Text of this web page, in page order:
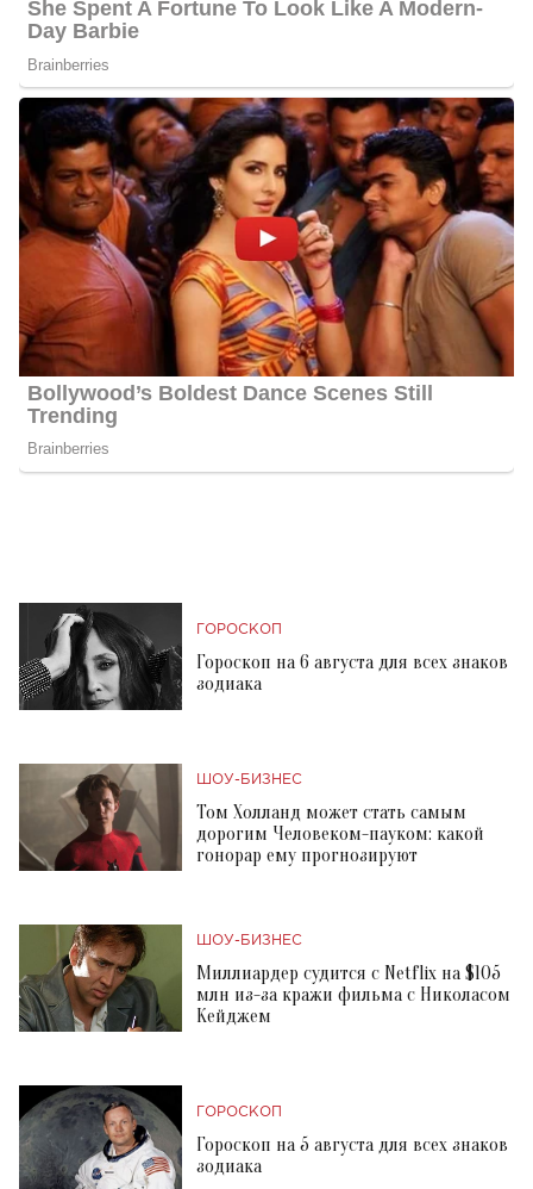
ГОРОСКОП
Гороскоп на 6 августа для всех знаков
зодиака
ШОУ-БИЗНЕС
Том Холланд может стать самым
дорогим Человеком-пауком: какой
гонорар ему прогнозируют
ШОУ-БИЗНЕС
Миллиардер судится с Netflix на $105
млн из-за кражи фильма с Николасом
Кейджем
ГОРОСКОП
Гороскоп на 5 августа для всех знаков
зодиака